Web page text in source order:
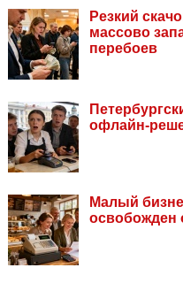
Резкий
массово
перебоев
офлайн-
Малый
освобожден